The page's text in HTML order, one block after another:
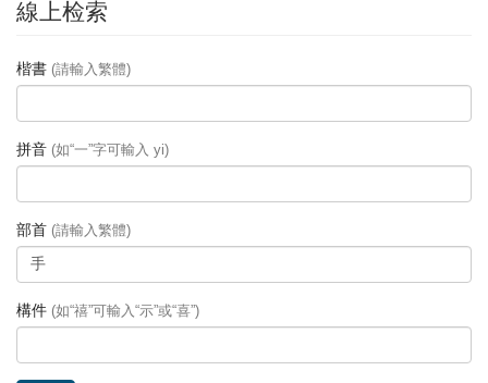
線上检索
楷書 (請輸入繁體)
拼音 (如“一”字可輸入 yi)
部首 (請輸入繁體)
構件 (如“禧”可輸入“示”或“喜”)